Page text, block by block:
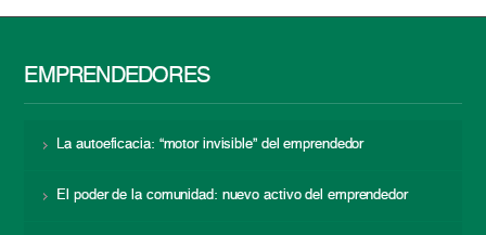
EMPRENDEDORES
La autoeficacia: “motor invisible” del emprendedor
El poder de la comunidad: nuevo activo del emprendedor